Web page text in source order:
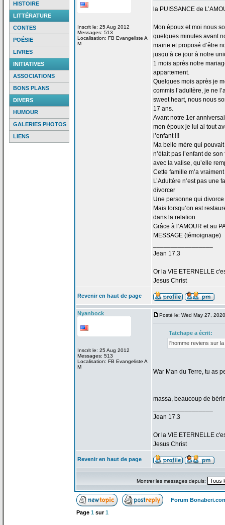
HISTOIRE
LITTÉRATURE
CONTES
POÉSIE
LIVRES
INITIATIVES
ASSOCIATIONS
BONS PLANS
DIVERS
HUMOUR
GALERIES PHOTOS
LIENS
Inscrit le: 25 Aug 2012
Messages: 513
Localisation: FB Evangeliste A
M
la PUISSANCE de
Mon époux et moi nous
quelques minutes avant
mairie et proposé d’être
jusqu’à ce jour à notre
1 mois après notre
appartement.
Quelques mois après je
commis l’adultère, je ne
sweet heart, nous nous
17 ans.
Avant notre 1er
mon époux je lui ai tout
l’enfant !!!
Ma belle mère qui
n’était pas l’enfant de son
avec la valise, qu’elle
Cette famille m’a
L’Adultère n’est pas une
divorcer
Une personne qui
Mais lorsqu’on est
dans la relation
Grâce à l’AMOUR et au
MESSAGE (témoignage)
Jean 17.3
Or la VIE ETERNELLE
Jesus Christ
Revenir en haut de page
Nyanbock
Inscrit le: 25 Aug 2012
Messages: 513
Localisation: FB Evangeliste A
M
Posté le: Wed May 27,
Tatchape a écrit:
l'homme reviens sur la
War Man du Terre, tu as
massa, beaucoup de
Jean 17.3
Or la VIE ETERNELLE
Jesus Christ
Revenir en haut de page
Montrer les messages depuis:
Forum
Page 1 sur1